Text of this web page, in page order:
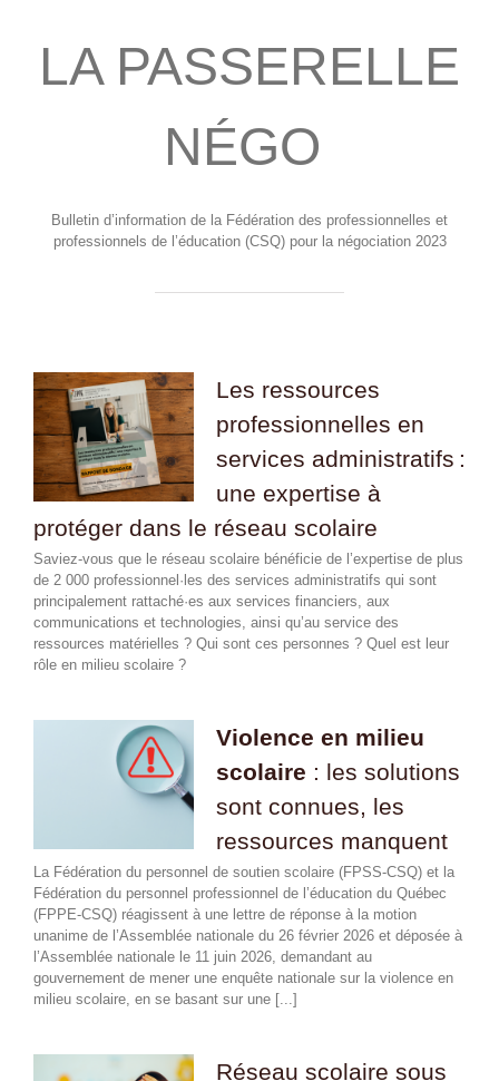
LA PASSERELLE
NÉGO
Bulletin d’information de la Fédération des professionnelles et
professionnels de l’éducation (CSQ) pour la négociation 2023
Les ressources
professionnelles en
services administratifs :
une expertise à
protéger dans le réseau scolaire
Saviez-vous que le réseau scolaire bénéficie de l’expertise de plus
de 2 000 professionnel·les des services administratifs qui sont
principalement rattaché·es aux services financiers, aux
communications et technologies, ainsi qu’au service des
ressources matérielles ? Qui sont ces personnes ? Quel est leur
rôle en milieu scolaire ?
Violence en milieu
scolaire : les solutions
sont connues, les
ressources manquent
La Fédération du personnel de soutien scolaire (FPSS-CSQ) et la
Fédération du personnel professionnel de l’éducation du Québec
(FPPE-CSQ) réagissent à une lettre de réponse à la motion
unanime de l’Assemblée nationale du 26 février 2026 et déposée à
l’Assemblée nationale le 11 juin 2026, demandant au
gouvernement de mener une enquête nationale sur la violence en
milieu scolaire, en se basant sur une [...]
Réseau scolaire sous